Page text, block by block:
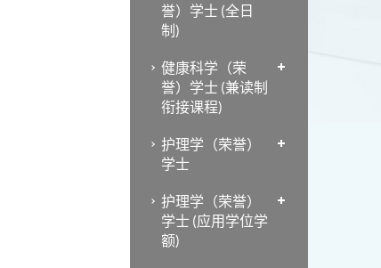
誉）学士 (全日
制)
健康科学（荣
誉）学士 (兼读制
衔接课程)
护理学（荣誉）
学士
护理学（荣誉）
学士 (应用学位学
额)